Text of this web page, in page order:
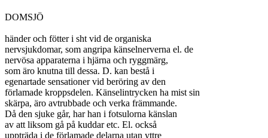
DOMSJÖ
händer och fötter i sht vid de organiska
nervsjukdomar, som angripa känselnerverna el. de
nervösa apparaterna i hjärna och ryggmärg,
som äro knutna till dessa. D. kan bestå i
egenartade sensationer vid beröring av den
förlamade kroppsdelen. Känselintrycken ha mist sin
skärpa, äro avtrubbade och verka främmande.
Då den sjuke går, har han i fotsulorna känslan
av att liksom gå på kuddar etc. El. också
uppträda i de förlamade delarna utan yttre